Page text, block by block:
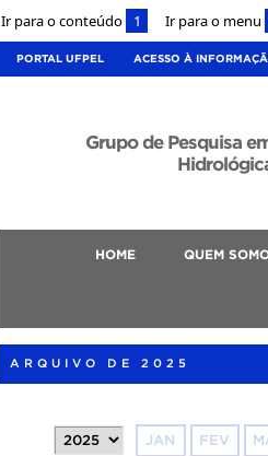
Ir para o conteúdo 1 Ir para o menu
PORTAL UFPEL ACESSO À
Grupo de Pesquisa
HOME QUEM
ARQUIVO DE 2025
JAN FEV